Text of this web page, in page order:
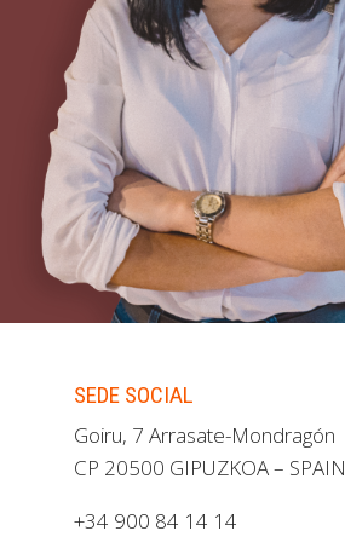
SEDE SOCIAL
Goiru, 7 Arrasate-Mondragón
CP 20500 GIPUZKOA – SPAIN
+34 900 84 14 14